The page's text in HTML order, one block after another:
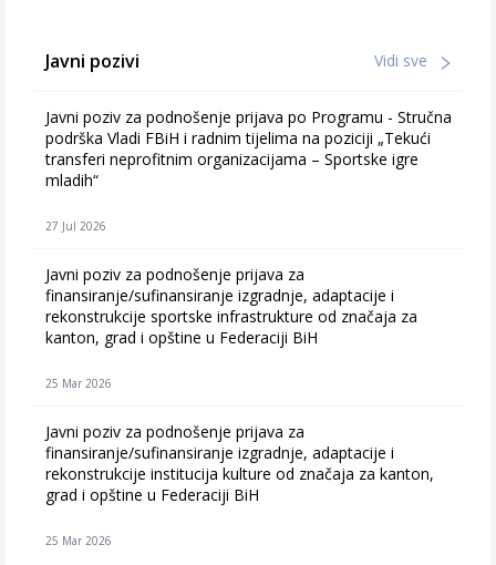
Javni pozivi Vidi sve
Javni poziv za podnošenje prijava po Programu - Stručna
podrška Vladi FBiH i radnim tijelima na poziciji „Tekući
transferi neprofitnim organizacijama – Sportske igre
mladih“
27 Jul 2026
Javni poziv za podnošenje prijava za
finansiranje/sufinansiranje izgradnje, adaptacije i
rekonstrukcije sportske infrastrukture od značaja za
kanton, grad i opštine u Federaciji BiH
25 Mar 2026
Javni poziv za podnošenje prijava za
finansiranje/sufinansiranje izgradnje, adaptacije i
rekonstrukcije institucija kulture od značaja za kanton,
grad i opštine u Federaciji BiH
25 Mar 2026